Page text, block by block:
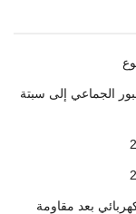
الجماعي إلى سبتة
بعد مقاومة